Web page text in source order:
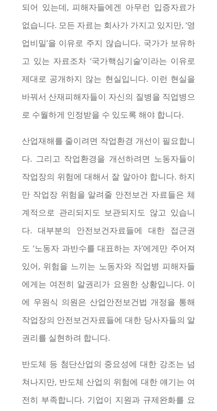
되어 있는데, 피해자들에겐 아무런 입증자료가
없습니다. 모든 자료는 회사가 가지고 있지만, ‘영
업비밀’을 이유로 주지 않습니다. 국가가 보유하
고 있는 자료조차 ‘국가핵심기술’이라는 이유로
제대로 공개하지 않는 현실입니다. 이런 현실을
바꿔서 산재피해자들이 자신의 질병을 직업병으
로 수월하게 인정받을 수 있도록 해야 합니다.
산업재해를 줄이려면 작업환경 개선이 필요합니
다. 그리고 작업환경을 개선하려면 노동자들이
작업장의 위험에 대해서 잘 알아야 합니다. 하지
만 작업장 위험을 알려줄 안전보건 자료들은 체
계적으로 관리되지도 보관되지도 않고 있습니
다. 대부분의 안전보건자료들에 대한 접근권
도 ‘노동자 과반수를 대표하는 자’에게만 주어져
있어, 위험을 느끼는 노동자와 직업병 피해자들
에게는 여전히 알권리가 요원한 상황입니다. 이
에 우원식 의원은 산업안전보건법 개정을 통해
작업장의 안전보건자료들에 대한 당사자들의 알
권리를 실현하려 합니다.
반도체 등 첨단산업의 중요성에 대한 강조는 넘
쳐나지만, 반도체 산업의 위험에 대한 얘기는 여
전히 부족합니다. 기업이 지원과 규제완화를 요